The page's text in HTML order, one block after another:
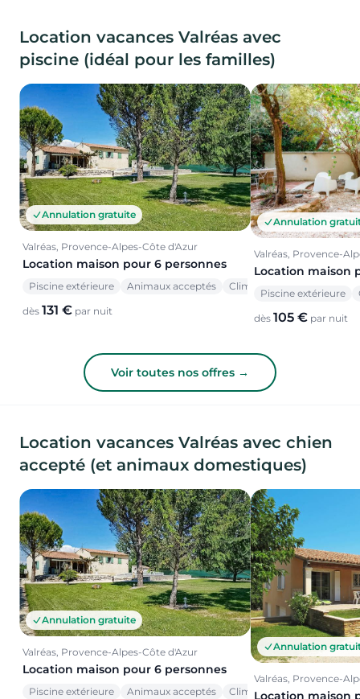
Location vacances Valréas avec
piscine (idéal pour les familles)
Annulation gratuite
Valréas, Provence-Alpes-Côte d'Azur
Location maison pour 6 personnes
Piscine extérieure Animaux acceptés Climatisation
dès 131 € par nuit
Annulation
Valréas, Provence-
Location maison
Piscine extérieure
dès 105 € par nuit
Voir toutes nos offres →
Location vacances Valréas avec chien
accepté (et animaux domestiques)
Annulation gratuite
Valréas, Provence-Alpes-Côte d'Azur
Location maison pour 6 personnes
Piscine extérieure Animaux acceptés Climatisation
Annulation
Valréas, Provence-
Location maison